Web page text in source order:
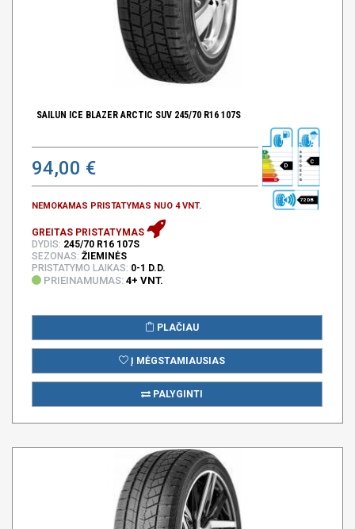
SAILUN ICE BLAZER ARCTIC SUV 245/70 R16 107S
94,00 €
NEMOKAMAS PRISTATYMAS NUO 4 VNT.
D
C
72 DB
GREITAS PRISTATYMAS
DYDIS: 245/70 R16 107S
SEZONAS: ŽIEMINĖS
PRISTATYMO LAIKAS: 0-1 D.D.
PRIEINAMUMAS: 4+ VNT.
PLAČIAU
Į MĖGSTAMIAUSIAS
PALYGINTI